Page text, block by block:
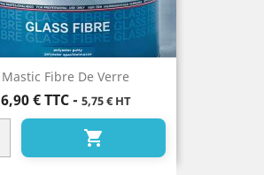
Mastic Fibre De Verre
Prix
6,90 € TTC- 5,75 € HT
